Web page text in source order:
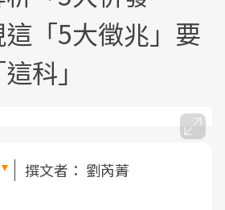
「5大徵兆」要
科」
撰文者： 劉芮菁